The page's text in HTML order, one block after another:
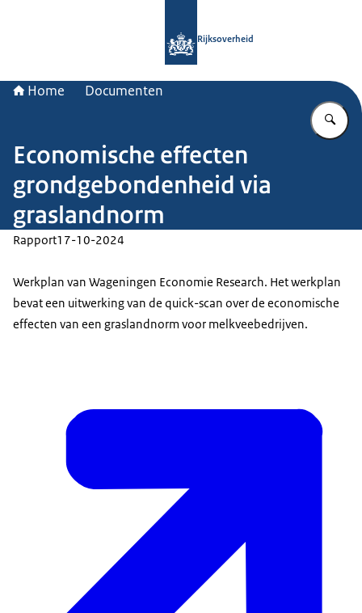
Rijksoverheid
Home Documenten
Economische effecten
grondgebondenheid via
graslandnorm
Rapport17-10-2024
Werkplan van Wageningen Economie Research. Het werkplan
bevat een uitwerking van de quick-scan over de economische
effecten van een graslandnorm voor melkveebedrijven.